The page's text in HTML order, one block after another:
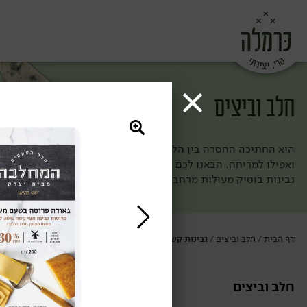
חלב וביצים
היא החתיכה החסרה בין הלחם לירקות (וגם הולכת מעולה עם
ואפילו למריחה. הבאנו לכם את מיטב הגבינות ומוצרי החלב
גבינות בוטיק מעולות מרחבי העולם. ככה אף פעם לא תחסר לכם
דף הבית / חלב וביצים /גבינות קשות
חלב וביצים גבינות קשות